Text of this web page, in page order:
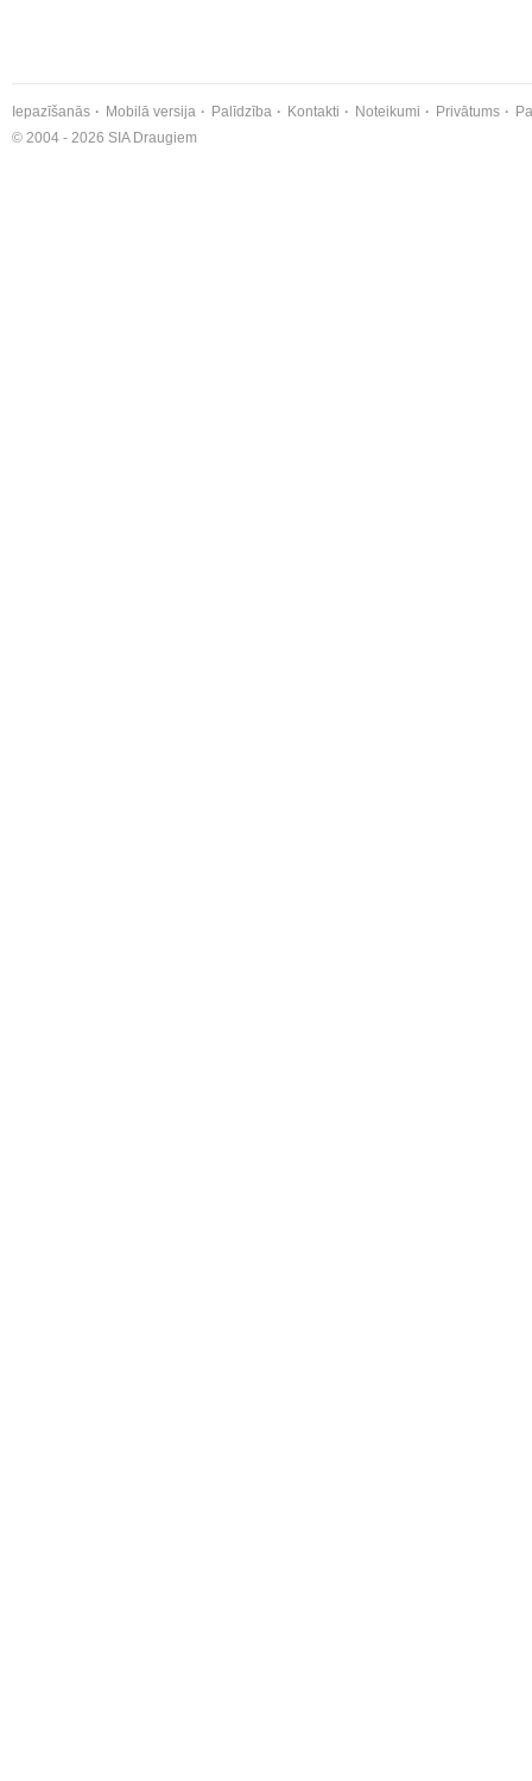
Iepazīšanās Mobilā versija Palīdzība Kontakti Noteikumi Privātums
© 2004 - 2026 SIA Draugiem